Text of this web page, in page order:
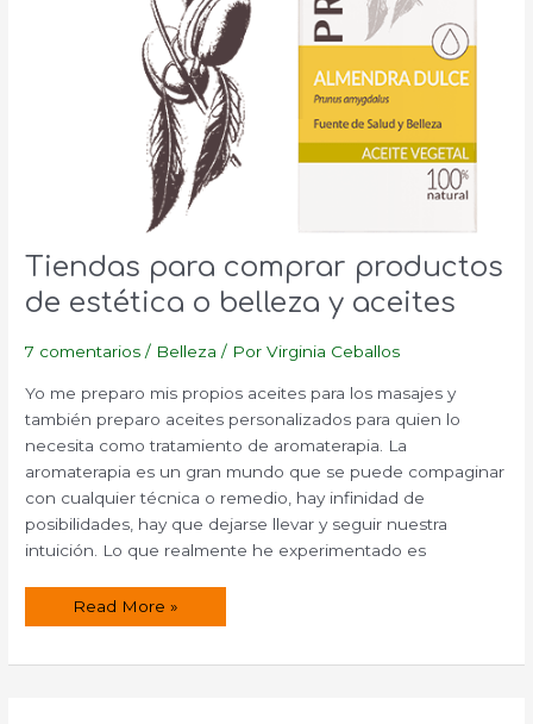
Tiendas para comprar productos
de estética o belleza y aceites
7 comentarios / Belleza / PorVirginia Ceballos
Yo me preparo mis propios aceites para los masajes y
también preparo aceites personalizados para quien lo
necesita como tratamiento de aromaterapia. La
aromaterapia es un gran mundo que se puede compaginar
con cualquier técnica o remedio, hay infinidad de
posibilidades, hay que dejarse llevar y seguir nuestra
intuición. Lo que realmente he experimentado es
Tiendas
de
Read More »